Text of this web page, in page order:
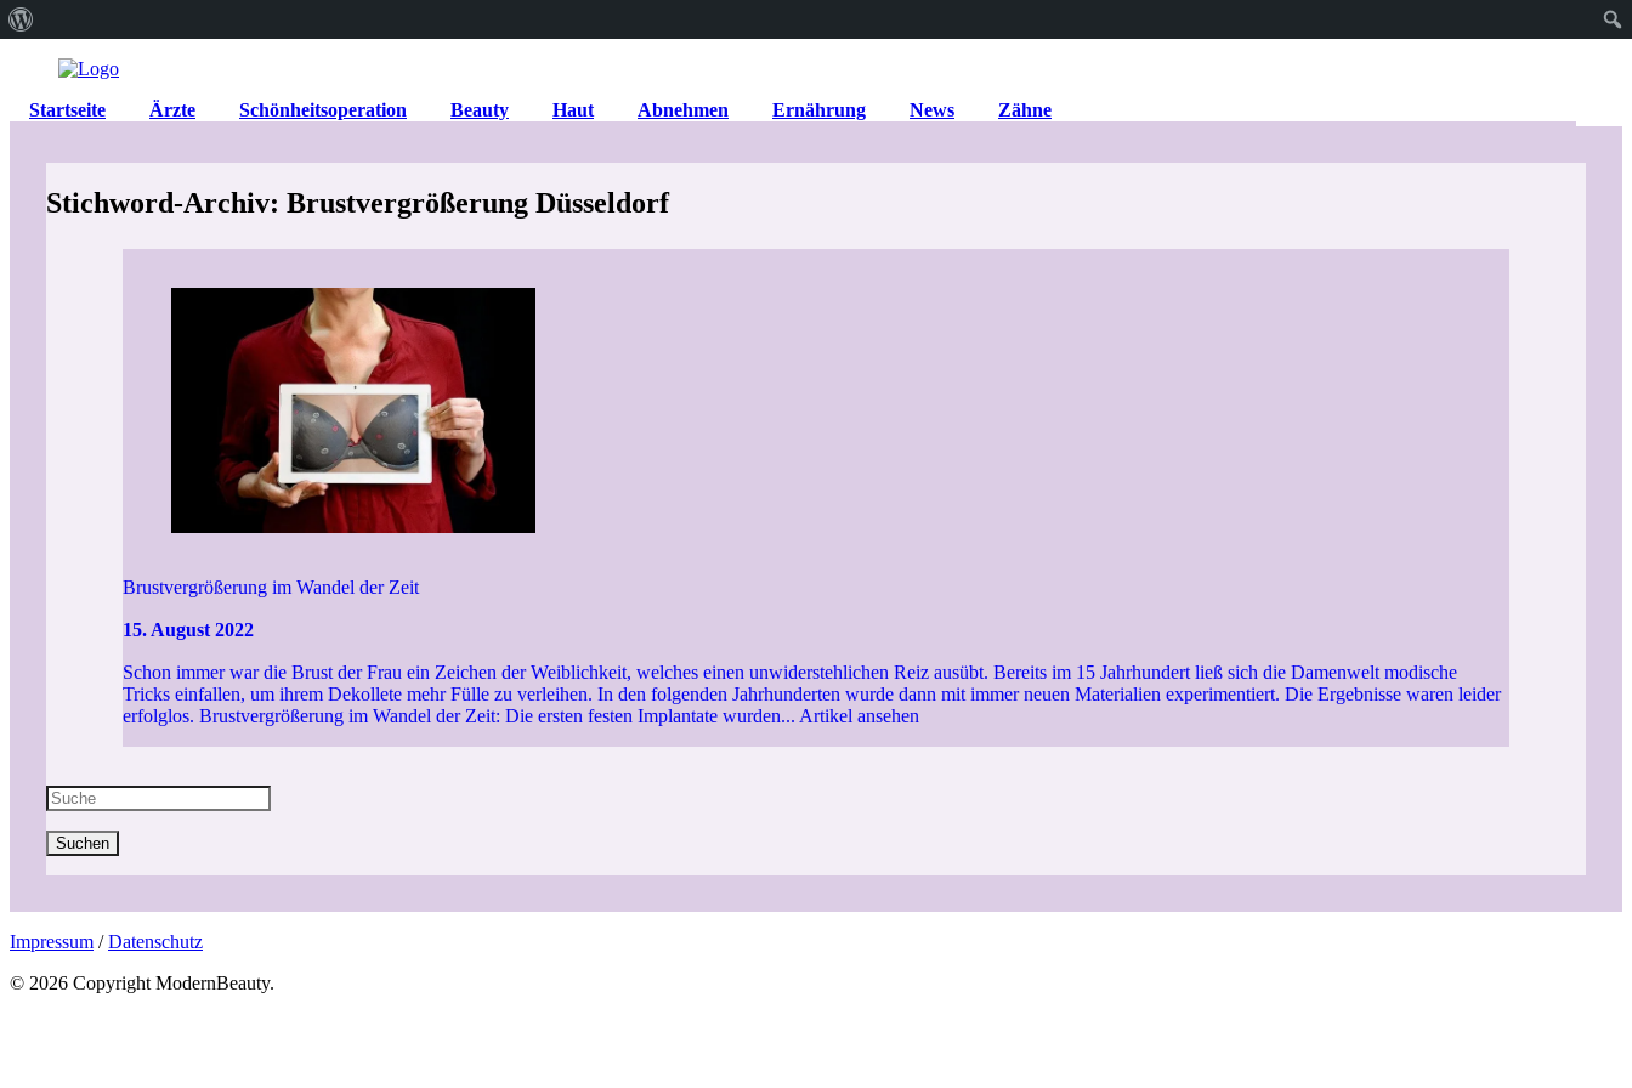
Startseite Ärzte Schönheitsoperation Beauty Haut Abnehmen Ernährung News Zähne
Stichword-Archiv: Brustvergrößerung Düsseldorf
Brustvergrößerung im Wandel der Zeit
15. August 2022
Schon immer war die Brust der Frau ein Zeichen der Weiblichkeit, welches einen unwiderstehlichen Reiz ausübt. Bereits im 15 Jahrhundert ließ sich die Damenwelt modische
Tricks einfallen, um ihrem Dekollete mehr Fülle zu verleihen. In den folgenden Jahrhunderten wurde dann mit immer neuen Materialien experimentiert. Die Ergebnisse waren leider
erfolglos. Brustvergrößerung im Wandel der Zeit: Die ersten festen Implantate wurden... Artikel ansehen
Suchen
Impressum /Datenschutz
© 2026 Copyright ModernBeauty.
WordPress